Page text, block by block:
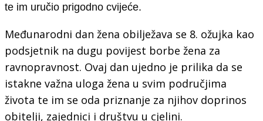
te im uručio prigodno cvijeće.
Međunarodni dan žena obilježava se 8. ožujka kao
podsjetnik na dugu povijest borbe žena za
ravnopravnost. Ovaj dan ujedno je prilika da se
istakne važna uloga žena u svim područjima
života te im se oda priznanje za njihov doprinos
obitelji, zajednici i društvu u cjelini.